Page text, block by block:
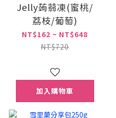
Jelly蒟蒻凍(蜜桃/
荔枝/葡萄)
NT$162 ~ NT$648
NT$720
加入購物車